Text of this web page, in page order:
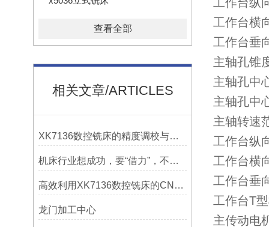
查看全部
相关文章/ARTICLES
XK7136数控铣床的精度调校与性能优化
机床行业想成功，要“借力”，不要“尽力”！
高效利用XK7136数控铣床的CNC系统？
龙门加工中心
工作台横
工作台垂
主轴孔锥
主轴孔中
主轴孔中
主轴转速
工作台纵
工作台横
工作台垂
工作台T
主传动电